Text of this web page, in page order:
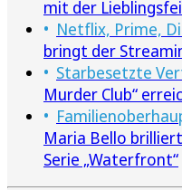
mit der
Netflix, Prime,
bringt der
Starbesetzte
Murder Club“
Maria Bello
Serie „Waterfront“